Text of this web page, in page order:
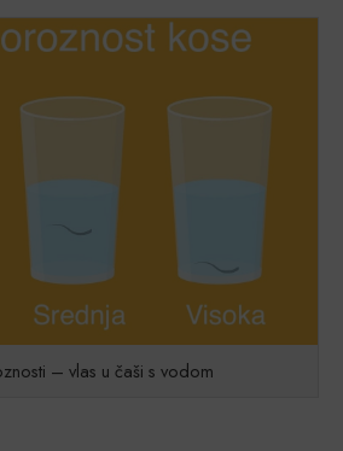
– vlas u čaši s vodom